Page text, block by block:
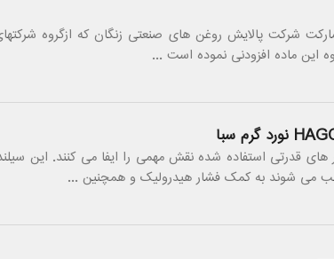
شرکت از ابتدای سال 1397 با مشارکت شرکت پالایش روغن های صنعتی زنگان که ازگروه
این ماده افزودنی نموده است ...
قدرتی استفاده شده نقش مهمی را ایفا می کنند. این
می شوند به کمک فشار هیدرولیک و همچنین ...